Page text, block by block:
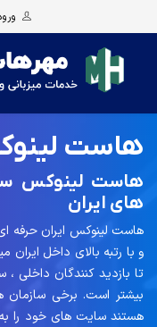
هاست
هاست لینوکس سی
های ایران
هاست لینوکس ایران حرفه
و با رتبه بالای داخل
تا بازدید کنندگان داخلی
بیشتر است. برخی سازمان
هستند سایت های خود را به